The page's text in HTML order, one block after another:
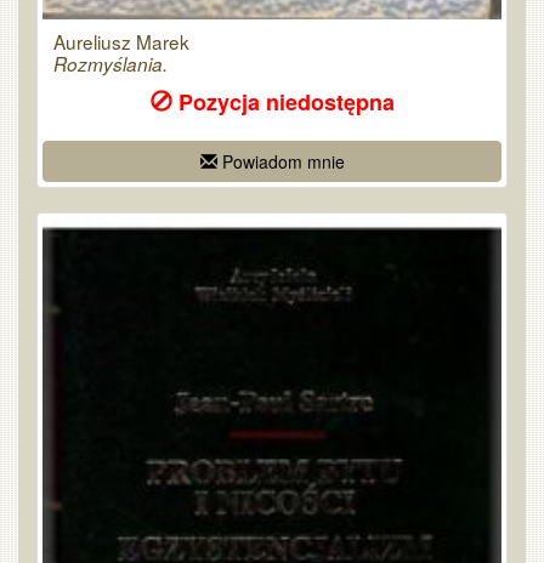
Aureliusz Marek
Rozmyślania.
Pozycja niedostępna
Powiadom mnie